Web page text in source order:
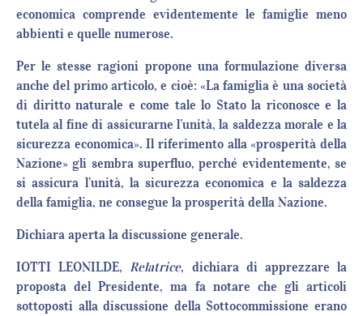
economica comprende evidentemente le famiglie meno
abbienti e quelle numerose.
Per le stesse ragioni propone una formulazione diversa
anche del primo articolo, e cioè: «La famiglia è una società
di diritto naturale e come tale lo Stato la riconosce e la
tutela al fine di assicurarne l’unità, la saldezza morale e la
sicurezza economica». Il riferimento alla «prosperità della
Nazione» gli sembra superfluo, perché evidentemente, se
si assicura l’unità, la sicurezza economica e la saldezza
della famiglia, ne consegue la prosperità della Nazione.
Dichiara aperta la discussione generale.
IOTTI LEONILDE,Relatrice, dichiara di apprezzare la
proposta del Presidente, ma fa notare che gli articoli
sottoposti alla discussione della Sottocommissione erano